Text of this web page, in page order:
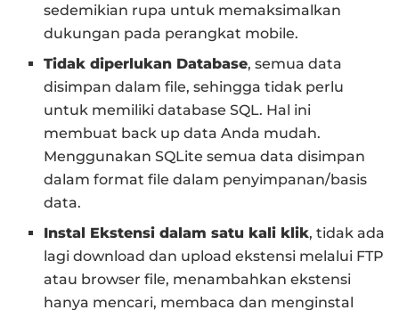
sedemikian rupa untuk memaksimalkan
dukungan pada perangkat mobile.
Tidak diperlukan Database, semua data
disimpan dalam file, sehingga tidak perlu
untuk memiliki database SQL. Hal ini
membuat back up data Anda mudah.
Menggunakan SQLite semua data disimpan
dalam format file dalam penyimpanan/basis
data.
Instal Ekstensi dalam satu kali klik, tidak ada
lagi download dan upload ekstensi melalui FTP
atau browser file, menambahkan ekstensi
hanya mencari, membaca dan menginstal